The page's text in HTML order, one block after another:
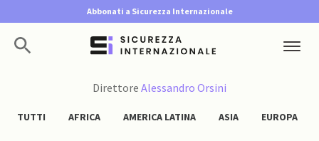
Abbonati a Sicurezza Internazionale
Direttore Alessandro Orsini
TUTTI AFRICA AMERICA LATINA ASIA EUROPA